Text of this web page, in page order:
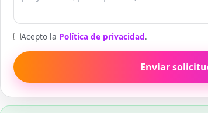
Acepto la Política de privacidad.
Enviar